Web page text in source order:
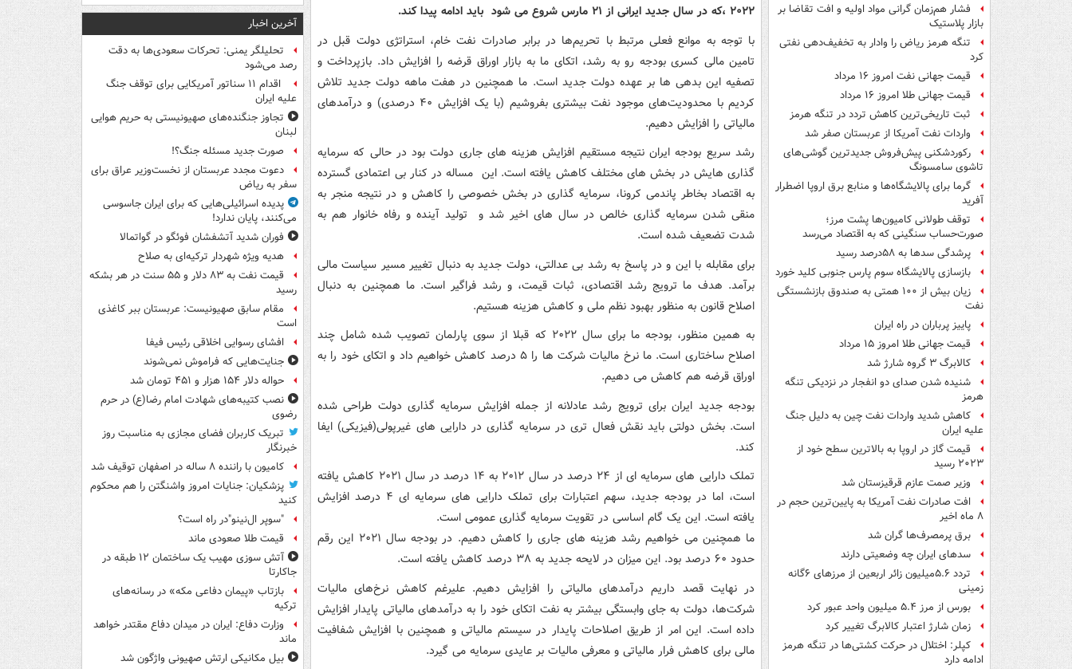
فشار هم‌زمان گرانی مواد اولیه و افت تقاضا بر
بازار پلاستیک
تنگه هرمز ریاض را وادار به تخفیف‌دهی نفتی
کرد
قیمت جهانی نفت امروز ۱۶ مرداد
قیمت جهانی طلا امروز ۱۶ مرداد
ثبت تاریخی‌ترین کاهش تردد در تنگه هرمز
واردات نفت آمریکا از عربستان صفر شد
رکوردشکنی پیش‌فروش جدیدترین گوشی‌های
تاشوی سامسونگ
گرما برای پالایشگاه‌ها و منابع برق اروپا اضطرار
آفرید
توقف طولانی کامیون‌ها پشت مرز؛
صورت‌حساب سنگینی که به اقتصاد می‌رسد
پرشدگی سدها به ۵۸درصد رسید
بازسازی پالایشگاه سوم پارس جنوبی کلید خورد
زیان بیش از ۱۰۰ همتی به صندوق‌ بازنشستگی
نفت
پاییز پرباران در راه ایران
قیمت جهانی طلا امروز ۱۵ مرداد
کالابرگ ۳ گروه شارژ شد
شنیده شدن صدای دو انفجار در نزدیکی تنگه
هرمز
کاهش شدید واردات نفت چین به دلیل جنگ
علیه ایران
قیمت گاز در اروپا به بالاترین سطح خود از
۲۰۲۳ رسید
وزیر صمت عازم قرقیزستان شد
افت صادرات نفت آمریکا به پایین‌ترین حجم در
۸ ماه اخیر
برق پرمصرف‌ها گران شد
سدهای ایران چه وضعیتی دارند
تردد ۵.۶میلیون زائر اربعین از مرزهای ۶گانه
زمینی
بورس از مرز ۵.۴ میلیون واحد عبور کرد
زمان شارژ اعتبار کالابرگ تغییر کرد
کپلر: اختلال در حرکت کشتی‌ها در تنگه هرمز
ادامه دارد
۲۰۲۲ ،که در سال جدید ایرانی از ۲۱ مارس شروع می شود باید ادامه پیدا کند.
با توجه به موانع فعلی مرتبط با تحریم‌ها در برابر صادرات نفت خام، استراتژی دولت قبل در
تامین مالی کسری بودجه رو به رشد، اتکای ما به بازار اوراق قرضه را افزایش داد. بازپرداخت و
تصفیه این بدهی ها بر عهده دولت جدید است. ما همچنین در هفت ماهه دولت جدید تلاش
کردیم با محدودیت‌های موجود نفت بیشتری بفروشیم (با یک افزایش ۴۰ درصدی) و درآمدهای
مالیاتی را افزایش دهیم.
رشد سریع بودجه ایران نتیجه مستقیم افزایش هزینه های جاری دولت بود در حالی که سرمایه
گذاری هایش در بخش های مختلف کاهش یافته است. این مساله در کنار بی اعتمادی گسترده
به اقتصاد بخاطر پاندمی کرونا، سرمایه گذاری در بخش خصوصی را کاهش و در نتیجه منجر به
منقی شدن سرمایه گذاری خالص در سال های اخیر شد و تولید آینده و رفاه خانوار هم به
شدت تضعیف شده است.
برای مقابله با این و در پاسخ به رشد بی عدالتی، دولت جدید به دنبال تغییر مسیر سیاست مالی
برآمد. هدف ما ترویج رشد اقتصادی، ثبات قیمت، و رشد فراگیر است. ما همچنین به دنبال
اصلاح قانون به منظور بهبود نظم ملی و کاهش هزینه هستیم.
به همین منظور، بودجه ما برای سال ۲۰۲۲ که قبلا از سوی پارلمان تصویب شده شامل چند
اصلاح ساختاری است. ما نرخ مالیات شرکت ها را ۵ درصد کاهش خواهیم داد و اتکای خود را به
اوراق قرضه هم کاهش می دهیم.
بودجه جدید ایران برای ترویج رشد عادلانه از جمله افزایش سرمایه گذاری دولت طراحی شده
است. بخش دولتی باید نقش فعال تری در سرمایه گذاری در دارایی های غیرپولی(فیزیکی) ایفا
کند.
تملک دارایی های سرمایه ای از ۲۴ درصد در سال ۲۰۱۲ به ۱۴ درصد در سال ۲۰۲۱ کاهش یافته
است، اما در بودجه جدید، سهم اعتبارات برای تملک دارایی های سرمایه ای ۴ درصد افزایش
یافته است. این یک گام اساسی در تقویت سرمایه گذاری عمومی است.
ما همچنین می خواهیم رشد هزینه های جاری را کاهش دهیم. در بودجه سال ۲۰۲۱ این رقم
حدود ۶۰ درصد بود. این میزان در لایحه جدید به ۳۸ درصد کاهش یافته است.
در نهایت قصد داریم درآمدهای مالیاتی را افزایش دهیم. علیرغم کاهش نرخ‌های مالیات
شرکت‌ها، دولت به جای وابستگی بیشتر به نفت اتکای خود را به درآمدهای مالیاتی پایدار افزایش
داده است. این امر از طریق اصلاحات پایدار در سیستم مالیاتی و همچنین با افزایش شفافیت
مالی برای کاهش فرار مالیاتی و معرفی مالیات بر عایدی سرمایه می گیرد.
آخرین اخبار
تحلیلگر یمنی: تحرکات سعودی‌ها به دقت
رصد می‌شود
اقدام ۱۱ سناتور آمریکایی برای توقف جنگ
علیه ایران
تجاوز جنگنده‌های صهیونیستی به حریم هوایی
لبنان
صورت جدید مسئله جنگ؟!
دعوت مجدد عربستان از نخست‌وزیر عراق برای
سفر به ریاض
پدیده اسرائیلی‌هایی که برای ایران جاسوسی
می‌کنند، پایان ندارد!
فوران شدید آتشفشان فوئگو در گواتمالا
هدیه ویژه شهردار ترکیه‌ای به صلاح
قیمت نفت به ۸۳ دلار و ۵۵ سنت در هر بشکه
رسید
مقام سابق صهیونیست: عربستان ببر کاغذی
است
افشای رسوایی اخلاقی رئیس فیفا
جنایت‌هایی که فراموش نمی‌شوند
حواله دلار ۱۵۴ هزار و ۴۵۱ تومان شد
نصب کتیبه‌های شهادت امام رضا(ع) در حرم
رضوی
تبریک کاربران فضای مجازی به مناسبت روز
خبرنگار
کامیون با راننده ۸ ساله در اصفهان توقیف شد
پزشکیان: جنایات امروز واشنگتن را هم محکوم
کنید
"سوپر ال‌نینو"در راه است؟
قیمت طلا صعودی ماند
آتش سوزی مهیب یک ساختمان ۱۲ طبقه در
جاکارتا
بازتاب «پیمان دفاعی مکه» در رسانه‌های
ترکیه
وزارت دفاع: ایران در میدان دفاع مقتدر خواهد
ماند
بیل مکانیکی ارتش صهیونی واژگون شد